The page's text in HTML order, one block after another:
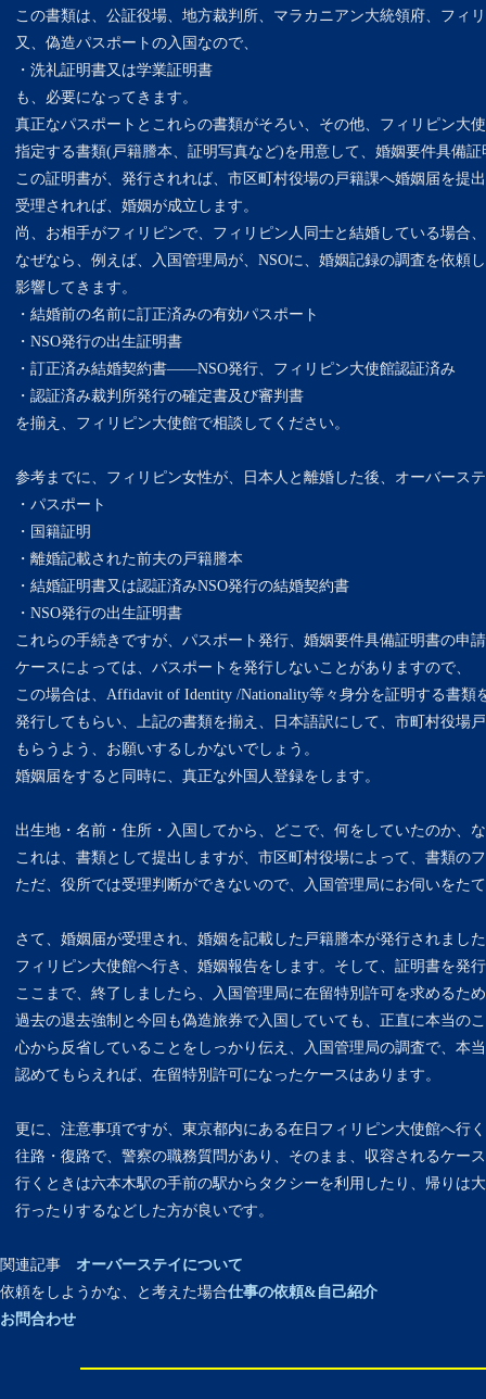
この書類は、公証役場、地方裁判所、マラカニアン大統領府、フィ
又、偽造パスポートの入国なので、
・洗礼証明書又は学業証明書
も、必要になってきます。
真正なパスポートとこれらの書類がそろい、その他、フィリピン大
指定する書類(戸籍謄本、証明写真など)を用意して、婚姻要件具備証
この証明書が、発行されれば、市区町村役場の戸籍課へ婚姻届を提
受理されれば、婚姻が成立します。
尚、お相手がフィリピンで、フィリピン人同士と結婚している場合
なぜなら、例えば、入国管理局が、NSOに、婚姻記録の調査を依頼
影響してきます。
・結婚前の名前に訂正済みの有効パスポート
・NSO発行の出生証明書
・訂正済み結婚契約書——NSO発行、フィリピン大使館認証済み
・認証済み裁判所発行の確定書及び審判書
を揃え、フィリピン大使館で相談してください。
参考までに、フィリピン女性が、日本人と離婚した後、オーバース
・パスポート
・国籍証明
・離婚記載された前夫の戸籍謄本
・結婚証明書又は認証済みNSO発行の結婚契約書
・NSO発行の出生証明書
これらの手続きですが、パスポート発行、婚姻要件具備証明書の申
ケースによっては、バスポートを発行しないことがありますので、
この場合は、Affidavit of Identity /Nationality等々身分を証明する書類
発行してもらい、上記の書類を揃え、日本語訳にして、市町村役場
もらうよう、お願いするしかないでしょう。
婚姻届をすると同時に、真正な外国人登録をします。
出生地・名前・住所・入国してから、どこで、何をしていたのか、
これは、書類として提出しますが、市区町村役場によって、書類の
ただ、役所では受理判断ができないので、入国管理局にお伺いをた
さて、婚姻届が受理され、婚姻を記載した戸籍謄本が発行されまし
フィリピン大使館へ行き、婚姻報告をします。そして、証明書を発
ここまで、終了しましたら、入国管理局に在留特別許可を求めるた
過去の退去強制と今回も偽造旅券で入国していても、正直に本当の
心から反省していることをしっかり伝え、入国管理局の調査で、本
認めてもらえれば、在留特別許可になったケースはあります。
更に、注意事項ですが、東京都内にある在日フィリピン大使館へ行
往路・復路で、警察の職務質問があり、そのまま、収容されるケー
行くときは六本木駅の手前の駅からタクシーを利用したり、帰りは
行ったりするなどした方が良いです。
関連記事 オーバーステイについて
依頼をしようかな、と考えた場合仕事の依頼&自己紹介
お問合わせ